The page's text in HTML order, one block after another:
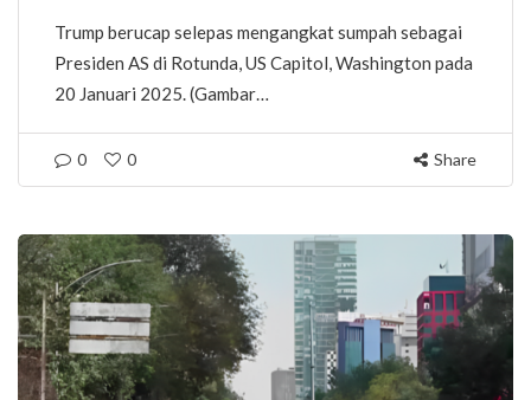
Trump berucap selepas mengangkat sumpah sebagai
Presiden AS di Rotunda, US Capitol, Washington pada
20 Januari 2025. (Gambar…
0 0 Share